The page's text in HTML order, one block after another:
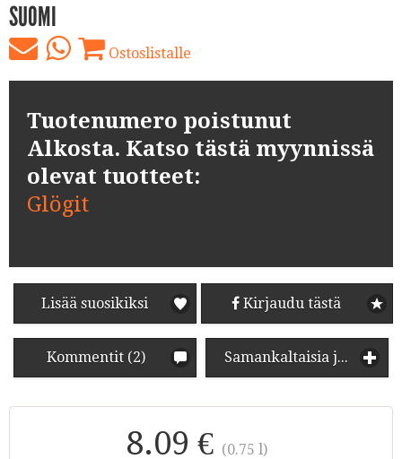
SUOMI
Ostoslistalle
Tuotenumero poistunut
Alkosta. Katso tästä myynnissä
olevat tuotteet:
Glögit
Lisää suosikiksi Kirjaudu tästä
Kommentit (2) Samankaltaisia juomia
8.09 € (0.75 l)